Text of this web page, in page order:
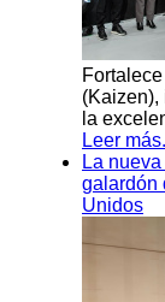
(Kaizen),
la
Leer
La
galardón
Unidos